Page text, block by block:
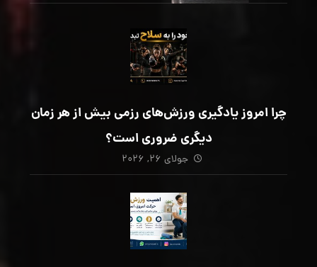
چرا امروز یادگیری ورزش‌های رزمی بیش از هر زمان
دیگری ضروری است؟
جولای ۲۶, ۲۰۲۶